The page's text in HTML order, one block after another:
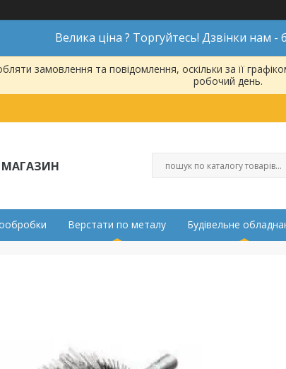
Велика ціна ? Торгуйтесь! Дзвінки нам -
замовлення та повідомлення, оскільки за її
робочий день.
МАГАЗИН
Верстати по металу Будівельне